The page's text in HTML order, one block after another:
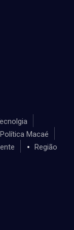
Política Macaé
Região